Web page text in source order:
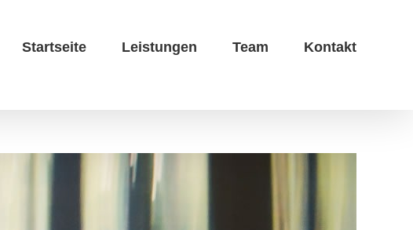
Startseite Leistungen Team Kontakt